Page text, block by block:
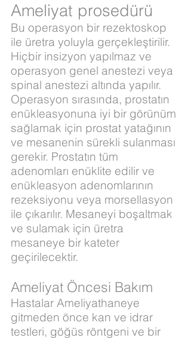
Ameliyat prosedürü
Bu operasyon bir rezektoskop
ile üretra yoluyla gerçekleştirilir.
Hiçbir insizyon yapılmaz ve
operasyon genel anestezi veya
spinal anestezi altında yapılır.
Operasyon sırasında, prostatın
enükleasyonuna iyi bir görünüm
sağlamak için prostat yatağının
ve mesanenin sürekli sulanması
gerekir. Prostatın tüm
adenomları enüklite edilir ve
enükleasyon adenomlarının
rezeksiyonu veya morsellasyon
ile çıkarılır. Mesaneyi boşaltmak
ve sulamak için üretra
mesaneye bir kateter
geçirilecektir.
Ameliyat Öncesi Bakım
Hastalar Ameliyathaneye
gitmeden önce kan ve idrar
testleri, göğüs röntgeni ve bir